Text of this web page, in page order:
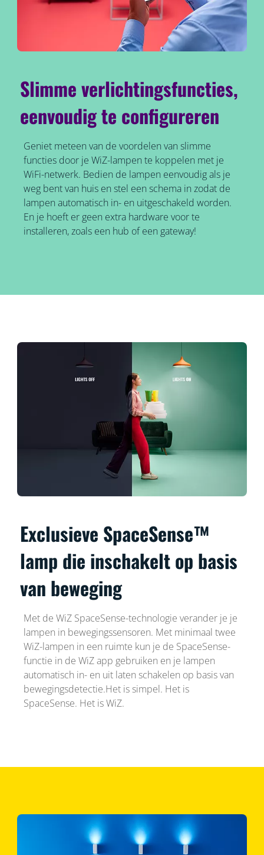
Slimme verlichtingsfuncties,
eenvoudig te configureren
Geniet meteen van de voordelen van slimme
functies door je WiZ-lampen te koppelen met je
WiFi-netwerk. Bedien de lampen eenvoudig als je
weg bent van huis en stel een schema in zodat de
lampen automatisch in- en uitgeschakeld worden.
En je hoeft er geen extra hardware voor te
installeren, zoals een hub of een gateway!
Exclusieve SpaceSense™
lamp die inschakelt op basis
van beweging
Met de WiZ SpaceSense-technologie verander je je
lampen in bewegingssensoren. Met minimaal twee
WiZ-lampen in een ruimte kun je de SpaceSense-
functie in de WiZ app gebruiken en je lampen
automatisch in- en uit laten schakelen op basis van
bewegingsdetectie.Het is simpel. Het is
SpaceSense. Het is WiZ.